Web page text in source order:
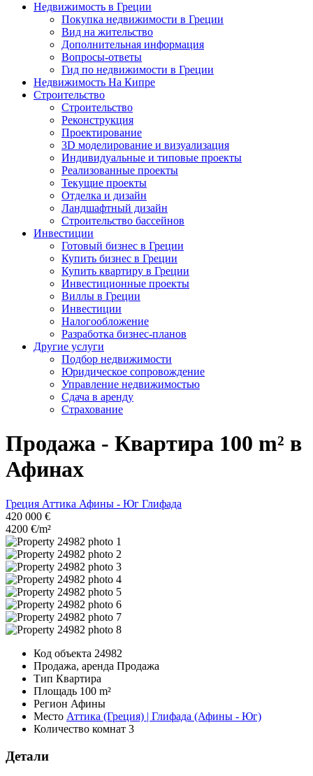
Недвижимость в Греции
Покупка недвижимости в Греции
Вид на жительство
Дополнительная информация
Вопросы-ответы
Гид по недвижимости в Греции
Недвижимость На Кипре
Строительство
Строительство
Реконструкция
Проектирование
3D моделирование и визуализация
Индивидуальные и типовые проекты
Реализованные проекты
Текущие проекты
Отделка и дизайн
Ландшафтный дизайн
Строительство бассейнов
Инвестиции
Готовый бизнес в Греции
Купить бизнес в Греции
Купить квартиру в Греции
Инвестиционные проекты
Виллы в Греции
Инвестиции
Налогообложение
Разработка бизнес-планов
Другие услуги
Подбор недвижимости
Юридическое сопровождение
Управление недвижимостью
Сдача в аренду
Страхование
Продажа - Квартира 100 m² в
Афинах
Греция Аттика Афины - Юг Глифада
420 000 €
4200 €/m²
Код объекта 24982
Продажа, аренда Продажа
Тип Квартира
Площадь 100 m²
Регион Афины
Место Аттика (Греция) | Глифада (Афины - Юг)
Количество комнат 3
Детали